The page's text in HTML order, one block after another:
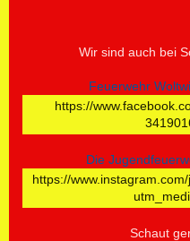
Wir sind auch bei
Feuerwehr
https://
Die
https://
Schaut